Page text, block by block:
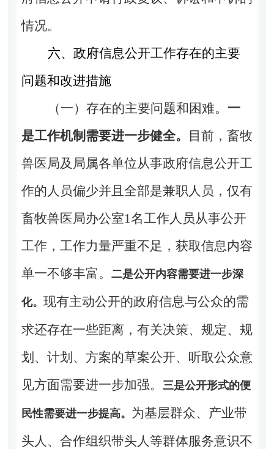
情况。
六、政府信息公开工作存在的主要
问题和改进措施
（一）存在的主要问题和困难。 一
是工作机制需要进一步健全。
目前，畜牧
兽医局及局属各单位从事政府信息公开工
作的人员偏少并且全部是兼职人员，仅有
畜牧兽医局办公室1名工作人员从事公开
工作，工作力量严重不足，获取信息内容
单一不够丰富。
二是公开内容需要进一步深
化。 现有主动公开的政府信息与公众的需
求还存在一些距离，有关决策、规定、规
划、计划、方案的草案公开、听取公众意
见方面需要进一步加强。
三是公开形式的便
民性需要进一步提高。 为基层群众、产业带
头人、合作组织带头人等群体服务意识不